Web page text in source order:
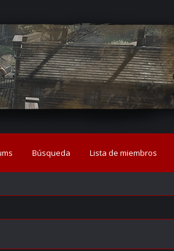
Búsqueda Lista de miembros